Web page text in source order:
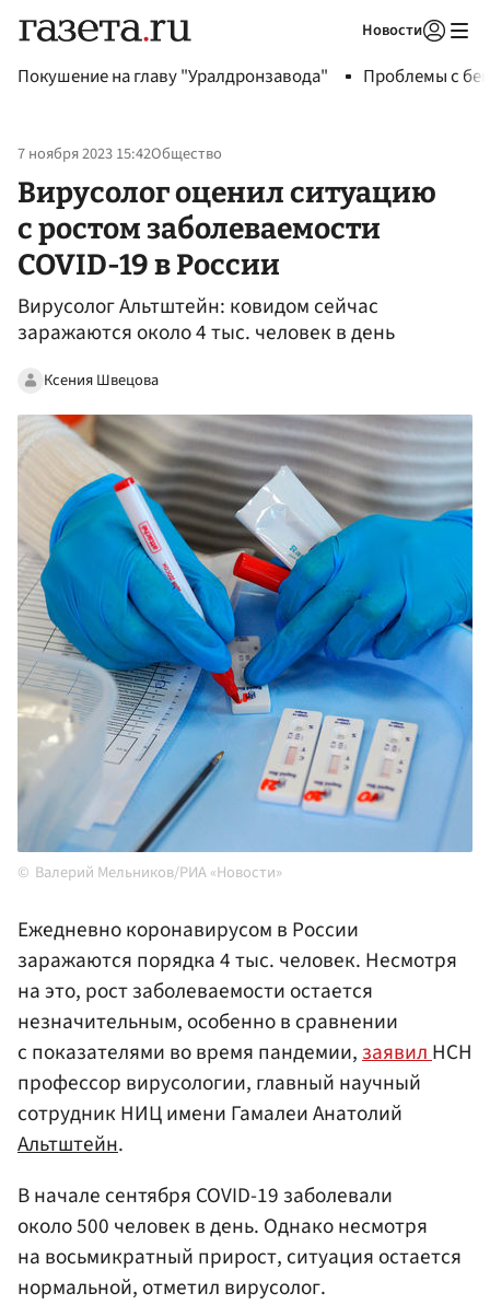
Новости
Покушение на главу "Уралдронзавода" Проблемы с
7 ноября 2023 15:42Общество
Вирусолог оценил ситуацию
с ростом заболеваемости
COVID-19 в России
Вирусолог Альтштейн: ковидом сейчас
заражаются около 4 тыс. человек в день
Ксения Швецова
Валерий Мельников/РИА «Новости»
Ежедневно коронавирусом в России
заражаются порядка 4 тыс. человек. Несмотря
на это, рост заболеваемости остается
незначительным, особенно в сравнении
с показателями во время пандемии,заявилНСН
профессор вирусологии, главный научный
сотрудник НИЦ имени Гамалеи Анатолий
Альтштейн.
В начале сентября COVID-19 заболевали
около 500 человек в день. Однако несмотря
на восьмикратный прирост, ситуация остается
нормальной, отметил вирусолог.